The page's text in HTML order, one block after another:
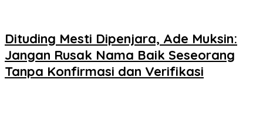
Dituding Mesti Dipenjara, Ade Muksin:
Jangan Rusak Nama Baik Seseorang
Tanpa Konfirmasi dan Verifikasi